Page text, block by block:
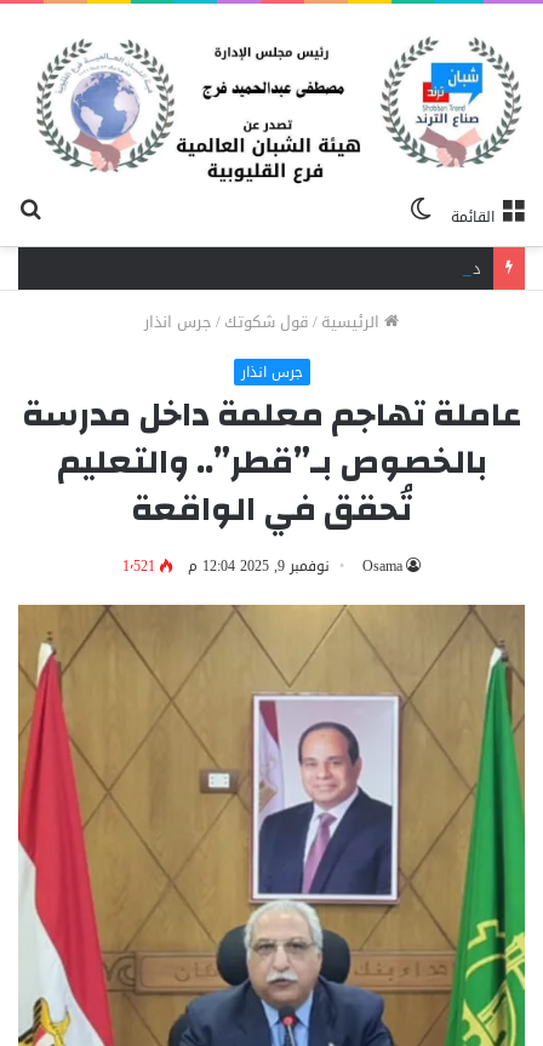
القائمة
المظلم
الرئيسية/قول شكوتك/جرس انذار
جرس انذار
عاملة تهاجم معلمة داخل مدرسة
بالخصوص بـ”قطر”.. والتعليم
تُحقق في الواقعة
Osama نوفمبر 9, 2025 12:04 م 1٬521